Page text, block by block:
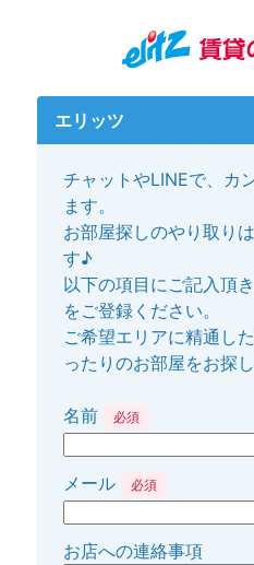
エリッツ
チャットやLINEで、カ
ます。
お部屋探しのやり取り
す♪
以下の項目にご記入頂
をご登録ください。
ご希望エリアに精通し
ったりのお部屋をお探
名前 必須
メール 必須
お店への連絡事項